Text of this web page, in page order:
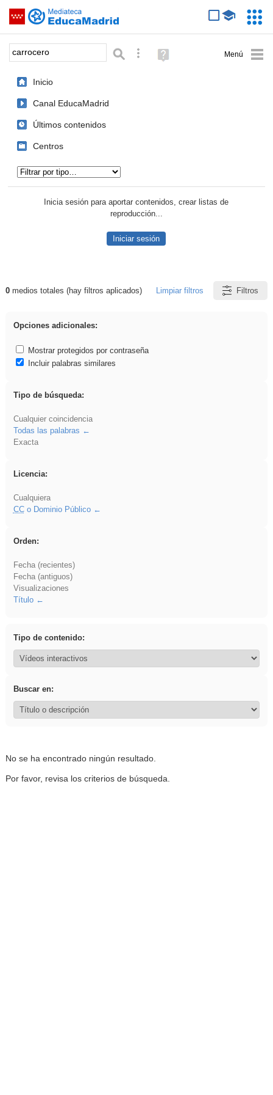
Saltar navegación
Palabra o frase: Búsqueda avanzada
Ayuda
(en
Inicio
Canal EducaMadrid
Últimos contenidos
Centros
Inicia sesión para aportar contenidos, crear listas de
reproducción...
Iniciar sesión
Resultados de: carrocero
0medios totales (hay filtros aplicados) Limpiar filtros Filtros
Opciones adicionales:
Mostrar protegidos por contraseña
Incluir palabras similares
Tipo de búsqueda:
Cualquier coincidencia
Todas las palabras
Exacta
Licencia:
Cualquiera
CCo Dominio Público
Orden:
Fecha (recientes)
Fecha (antiguos)
Visualizaciones
Título
Tipo de contenido:
Buscar en:
No se ha encontrado ningún resultado.
Por favor, revisa los criterios de búsqueda.